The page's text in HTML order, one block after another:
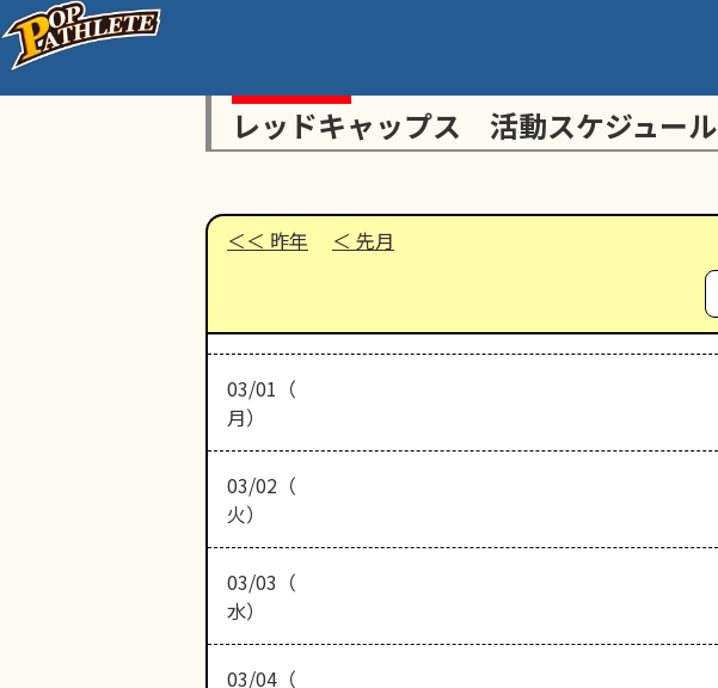
レッドキャップス 活動スケジュール
昨年 先月
03/01（
月）
03/02（
火）
03/03（
水）
03/04（